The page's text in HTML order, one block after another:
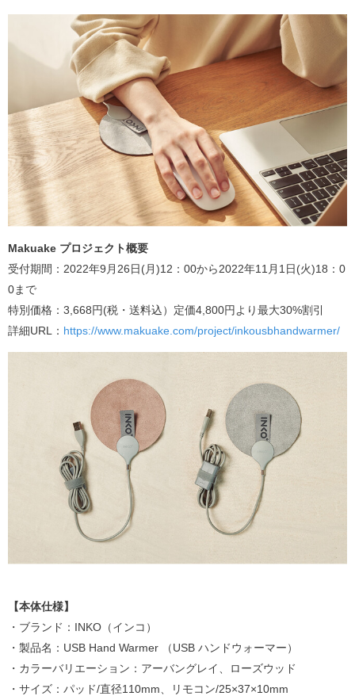
Makuake プロジェクト概要
受付期間：2022年9月26日(月)12：00から2022年11月1日(火)18：0
0まで
特別価格：3,668円(税・送料込）定価4,800円より最大30%割引
詳細URL： https://www.makuake.com/project/inkousbhandwarmer/
【本体仕様】
・ブランド：INKO（インコ）
・製品名：USB Hand Warmer （USB ハンドウォーマー）
・カラーバリエーション：アーバングレイ、ローズウッド
・サイズ：パッド/直径110mm、リモコン/25×37×10mm